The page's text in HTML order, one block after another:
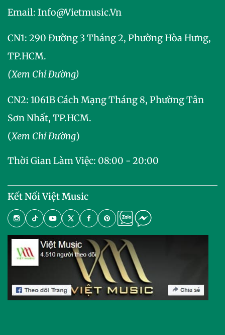
Email: Info@vietmusic.vn
CN1: 290 Đường 3 Tháng 2, Phường Hòa Hưng,
TP.HCM.
(Xem Chỉ Đường)
CN2: 1061B Cách Mạng Tháng 8, Phường Tân
Sơn Nhất, TP.HCM.
(Xem Chỉ Đường)
Thời Gian Làm Việc: 08:00 - 20:00
Kết Nối Việt Music